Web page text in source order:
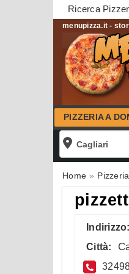
Ricerca
menupizza.it -
PIZZERIA A
Home Pizzeria
Indirizzo:
Città: